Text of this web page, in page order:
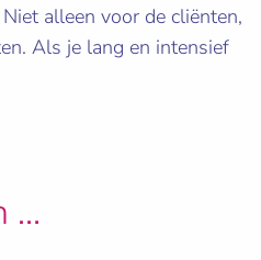
alleen voor de cliënten,
Als je lang en intensief
…